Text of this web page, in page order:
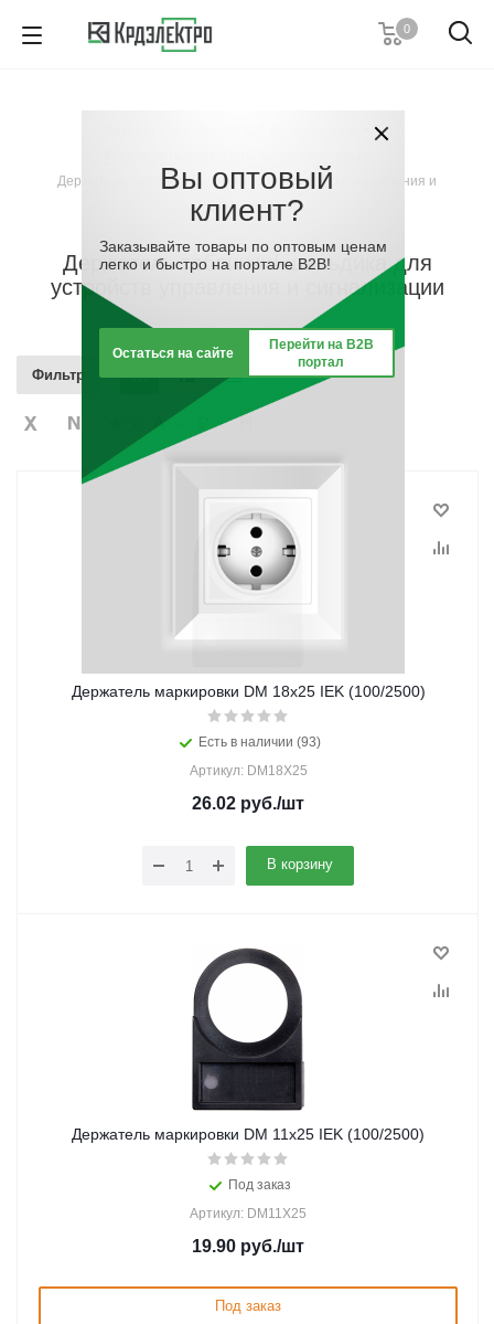
0
-
Держатель таблички/ шильдика для устройств управления и
сигнализации
Держатель таблички/ шильдика для
устройств управления и сигнализации
Фильтр
Держатель маркировки DM 18х25 IEK (100/2500)
Есть в наличии (93)
Артикул: DM18X25
26.02 руб./шт
В корзину
Держатель маркировки DM 11х25 IEK (100/2500)
Под заказ
Артикул: DM11X25
19.90 руб./шт
Под заказ
Вы оптовый
клиент?
Заказывайте товары по оптовым ценам
легко и быстро на портале B2B!
Остаться на сайте
Перейти на B2B
портал